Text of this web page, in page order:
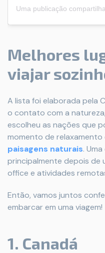
Melhores
viajar
A lista foi elaborada pela
o contato com a
escolheu as nações que
momento de relaxamento
paisagens naturais.
principalmente depois de
office e atividades
Então, vamos juntos
embarcar em uma viagem!
1. Canadá